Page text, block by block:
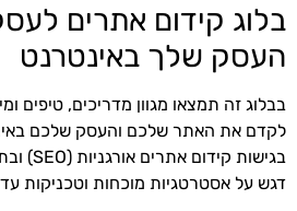
בלוג קידום אתרים
העסק שלך באינטרנט
בבלוג זה תמצאו מגוון מדריכים, טיפים
לקדם את האתר שלכם והעסק שלכם
דגש על אסטרטגיות מוכחות וטכניקות